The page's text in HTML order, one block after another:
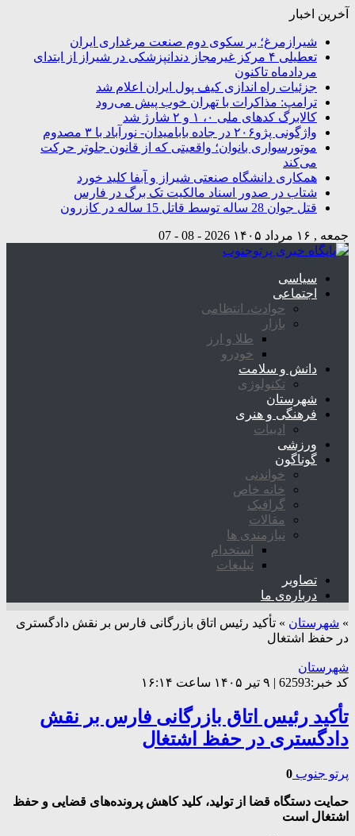
آخرین اخبار
شیرازمرغ؛ بر سکوی دوم صنعت مرغداری ایران
تعطیلی ۴ مرکز غیرمجاز دندانپزشکی در شیراز از ابتدای
مردادماه تاکنون
جزئیات راه اندازی کیف پول ایران اعلام شد
ترامپ: مذاکرات با تهران خوب پیش می‌رود
کالابرگ کدهای ملی ۰، ۱ و ۲ شارژ شد
واژگونی پژو۲۰۶ در جاده بابامیدان- نورآباد با ۳ مصدوم
موتورسواری بانوان؛ واقعیتی که از قانون جلوتر حرکت
می‌کند
همکاری دانشگاه صنعتی شیراز و آبفا کلید خورد
شتاب در صدور اسناد مالکیت تک برگ در فارس
قتل جوان 28 ساله توسط قاتل 15 ساله در کازرون
جمعه , ۱۶ مرداد ۱۴۰۵ 2026 - 08 - 07
سیاسی
اجتماعی
حوادث، انتظامی
بازار
طلا و ارز
خودرو
دانش و سلامت
تکنولوژی
شهرستان
فرهنگی و هنری
ادبیات
ورزشی
گوناگون
خواندنی
خانه خاص
گرافیک
مقالات
نیازمندی ها
استخدام
تبلیغات
تصاویر
درباره‌ی ما
» شهرستان » تأکید رئیس اتاق بازرگانی فارس بر نقش دادگستری
در حفظ اشتغال
شهرستان
کد خبر:62593 | ۹ تیر ۱۴۰۵ ساعت ۱۶:۱۴
تأکید رئیس اتاق بازرگانی فارس بر نقش
دادگستری در حفظ اشتغال
پرتو جنوب 0
حمایت دستگاه قضا از تولید، کلید کاهش پرونده‌های قضایی و حفظ
اشتغال است